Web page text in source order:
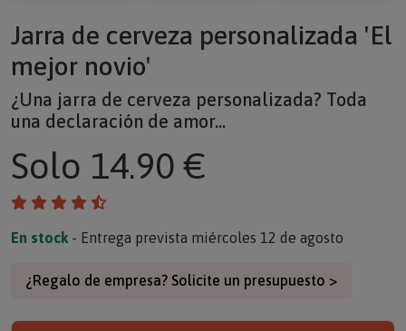
Jarra de cerveza personalizada 'El
mejor novio'
¿Una jarra de cerveza personalizada? Toda
una declaración de amor...
Solo 14.90 €
En stock - Entrega prevista miércoles 12 de agosto
¿Regalo de empresa? Solicite un presupuesto >